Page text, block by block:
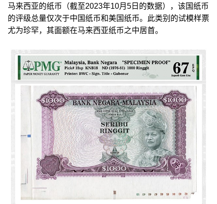
马来西亚的纸币（截至2023年10月5日的数据），该国纸币
的评级总量仅次于中国纸币和美国纸币。此类别的试模样票
尤为珍罕，其面额在马来西亚纸币之中居首。